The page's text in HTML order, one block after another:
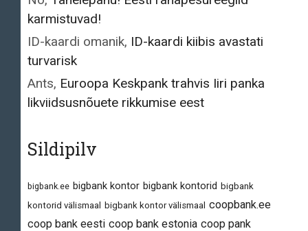
karmistuvad!
ID-kaardi omanik, ID-kaardi kiibis avastati
turvarisk
Ants, Euroopa Keskpank trahvis Iiri panka
likviidsusnõuete rikkumise eest
Sildipilv
bigbank.ee bigbank kontor bigbank kontorid bigbank
kontorid välismaal
bigbank kontor välismaal coopbank.ee
coop bank eesti coop bank estonia coop pank